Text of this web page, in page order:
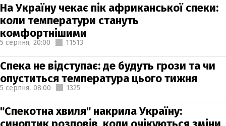
На Україну чекає пік африканської спеки:
коли температури стануть
комфортнішими
5 серпня, 20:00 11513
Спека не відступає: де будуть грози та чи
опуститься температура цього тижня
5 серпня, 08:00 1325
"Спекотна хвиля" накрила Україну: